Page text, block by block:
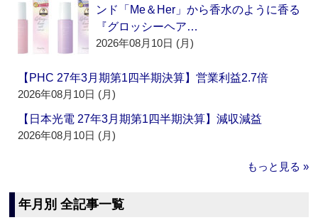
ンド「Me＆Her」から香水のように香る
『グロッシーヘア…
2026年08月10日 (月)
【PHC 27年3月期第1四半期決算】営業利益2.7倍
2026年08月10日 (月)
【日本光電 27年3月期第1四半期決算】減収減益
2026年08月10日 (月)
もっと見る »
年月別 全記事一覧